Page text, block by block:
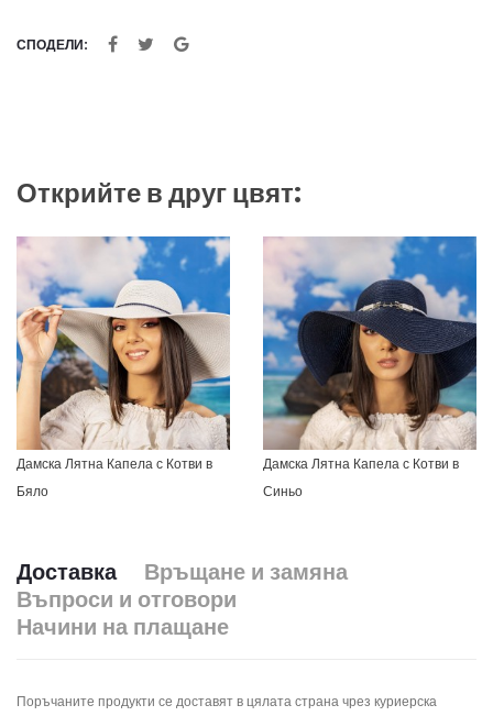
СПОДЕЛИ:
Открийте в друг цвят:
Дамска Лятна Капела с Котви в
Бяло
Дамска Лятна Капела с Котви в
Синьо
Доставка
Връщане и замяна
Въпроси и отговори
Начини на плащане
Поръчаните продукти се доставят в цялата страна чрез куриерска